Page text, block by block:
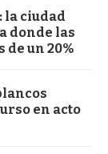
la ciudad
donde las
un 20%
en acto